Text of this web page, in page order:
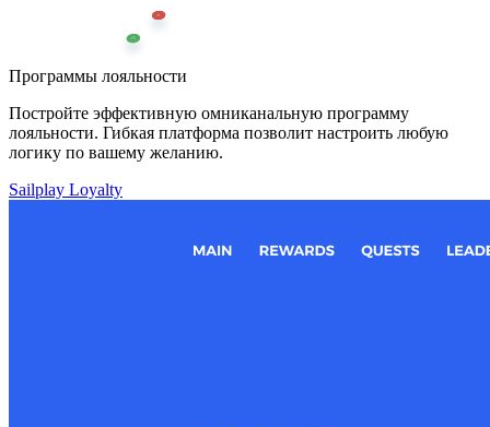
Программы лояльности
Постройте эффективную омниканальную программу
лояльности. Гибкая платформа позволит настроить любую
логику по вашему желанию.
Sailplay Loyalty